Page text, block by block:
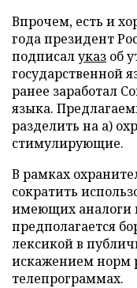
Впрочем, есть и
года президент
подписалуказ об
государственной
ранее заработал
языка.
разделить на а)
стимулирующие.
В рамках
сократить
имеющих аналоги
предполагается
лексикой в
искажением норм
телепрограммах.